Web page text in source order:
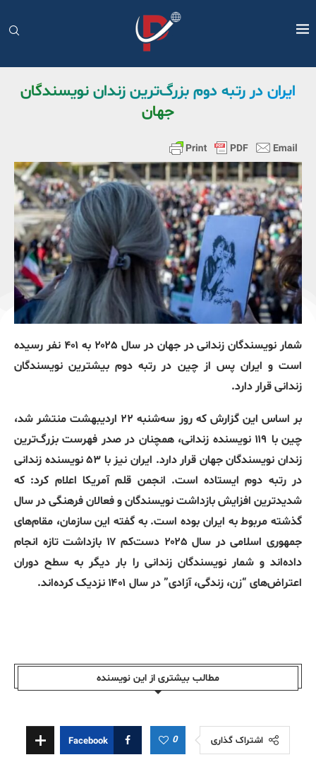
ایران در رتبه دوم بزرگ‌ترین زندان نویسندگان
جهان
شمار نویسندگان زندانی در جهان در سال ۲۰۲۵ به ۴۰۱ نفر رسیده
است و ایران پس از چین در رتبه دوم بیشترین نویسندگان
زندانی قرار دارد.
بر اساس این گزارش که روز سه‌شنبه ۲۲ اردیبهشت منتشر شد،
چین با ۱۱۹ نویسنده زندانی، همچنان در صدر فهرست بزرگ‌ترین
زندان نویسندگان جهان قرار دارد. ایران نیز با ۵۳ نویسنده زندانی
در رتبه دوم ایستاده است. انجمن قلم آمریکا اعلام کرد: که
شدیدترین افزایش بازداشت نویسندگان و فعالان فرهنگی در سال
گذشته مربوط به ایران بوده است. به گفته این سازمان، مقام‌های
جمهوری اسلامی در سال ۲۰۲۵ دست‌کم ۱۷ بازداشت تازه انجام
داده‌اند و شمار نویسندگان زندانی را بار دیگر به سطح دوران
اعتراض‌های “زن، زندگی، آزادی” در سال ۱۴۰۱ نزدیک کرده‌اند.
مطالب بیشتری از این نویسندە
اشتراک گذاری 0
Facebook